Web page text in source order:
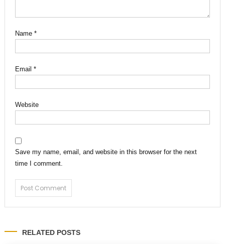
Name *
Email *
Website
Save my name, email, and website in this browser for the next
time I comment.
RELATED POSTS